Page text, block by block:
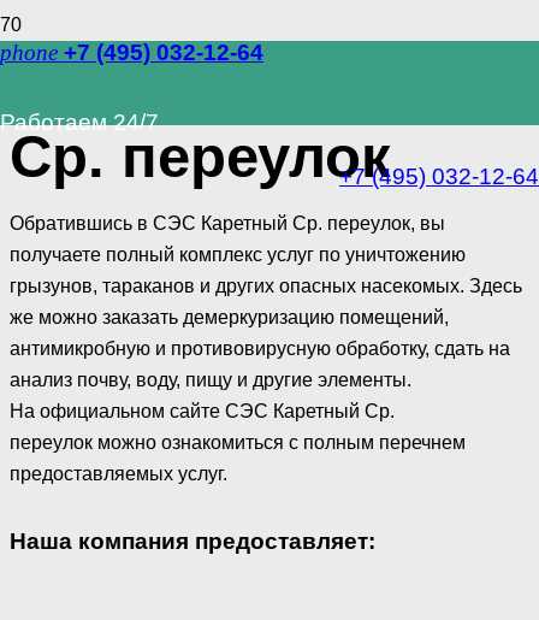
phone +7 (495) 032-12-64
Работаем 24/7
+7 (495) 032-12-64
Ср. переулок
Обратившись в СЭС Каретный Ср. переулок, вы
получаете полный комплекс услуг по уничтожению
грызунов, тараканов и других опасных насекомых. Здесь
же можно заказать демеркуризацию помещений,
антимикробную и противовирусную обработку, сдать на
анализ почву, воду, пищу и другие элементы.
На официальном сайте СЭС Каретный Ср.
переулок можно ознакомиться с полным перечнем
предоставляемых услуг.
Наша компания предоставляет: